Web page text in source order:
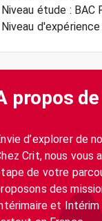
Niveau étude :
Niveau
propos
d’explorer de
Crit, nous vous
de votre
des
et